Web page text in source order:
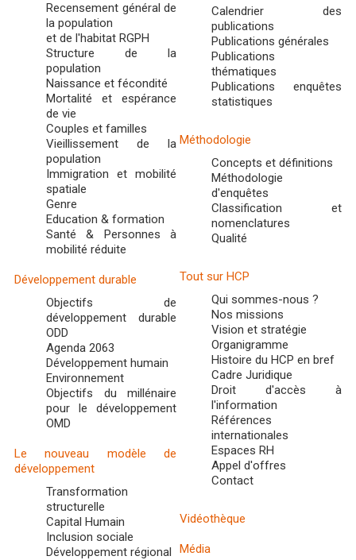
Recensement général de
la population
et de l'habitat RGPH
Structure de la
population
Naissance et fécondité
Mortalité et espérance
de vie
Couples et familles
Vieillissement de la
population
Immigration et mobilité
spatiale
Genre
Education & formation
Santé & Personnes à
mobilité réduite
Développement durable
Objectifs de
développement durable
ODD
Agenda 2063
Développement humain
Environnement
Objectifs du millénaire
pour le développement
OMD
Le nouveau modèle de
développement
Transformation
structurelle
Capital Humain
Inclusion sociale
Développement régional
Calendrier des
publications
Publications générales
Publications
thématiques
Publications enquêtes
statistiques
Méthodologie
Concepts et définitions
Méthodologie
d'enquêtes
Classification et
nomenclatures
Qualité
Tout sur HCP
Qui sommes-nous ?
Nos missions
Vision et stratégie
Organigramme
Histoire du HCP en bref
Cadre Juridique
Droit d'accès à
l'information
Références
internationales
Espaces RH
Appel d'offres
Contact
Vidéothèque
Média